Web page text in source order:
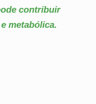
contribuir
metabólica.